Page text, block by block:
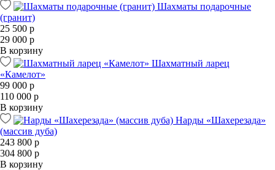
Шахматы подарочные
(гранит)
25 500 р
29 000 р
В корзину
Шахматный ларец
«Камелот»
99 000 р
110 000 р
В корзину
Нарды «Шахерезада»
(массив дуба)
243 800 р
304 800 р
В корзину